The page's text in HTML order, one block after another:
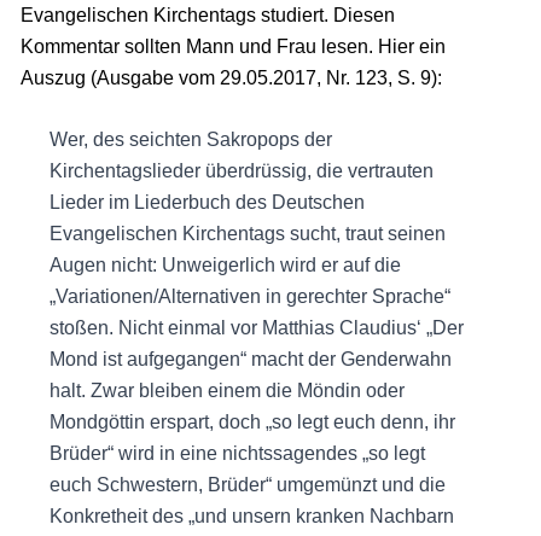
Evangelischen Kirchentags studiert. Diesen
Kommentar sollten Mann und Frau lesen. Hier ein
Auszug (Ausgabe vom 29.05.2017, Nr. 123, S. 9):
Wer, des seichten Sakropops der
Kirchentagslieder überdrüssig, die vertrauten
Lieder im Liederbuch des Deutschen
Evangelischen Kirchentags sucht, traut seinen
Augen nicht: Unweigerlich wird er auf die
„Variationen/Alternativen in gerechter Sprache“
stoßen. Nicht einmal vor Matthias Claudius‘ „Der
Mond ist aufgegangen“ macht der Genderwahn
halt. Zwar bleiben einem die Möndin oder
Mondgöttin erspart, doch „so legt euch denn, ihr
Brüder“ wird in eine nichtssagendes „so legt
euch Schwestern, Brüder“ umgemünzt und die
Konkretheit des „und unsern kranken Nachbarn